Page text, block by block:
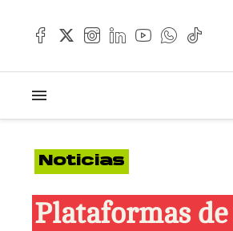
Noticias
Plataformas